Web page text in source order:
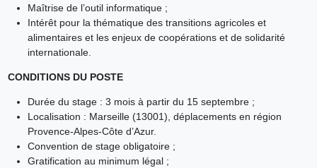
Maîtrise de l’outil informatique ;
Intérêt pour la thématique des transitions agricoles et
alimentaires et les enjeux de coopérations et de solidarité
internationale.
CONDITIONS DU POSTE
Durée du stage : 3 mois à partir du 15 septembre ;
Localisation : Marseille (13001), déplacements en région
Provence-Alpes-Côte d’Azur.
Convention de stage obligatoire ;
Gratification au minimum légal ;